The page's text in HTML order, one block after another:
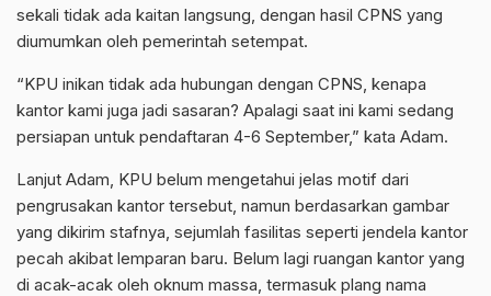
sekali tidak ada kaitan langsung, dengan hasil CPNS yang
diumumkan oleh pemerintah setempat.
“KPU inikan tidak ada hubungan dengan CPNS, kenapa
kantor kami juga jadi sasaran? Apalagi saat ini kami sedang
persiapan untuk pendaftaran 4-6 September,” kata Adam.
Lanjut Adam, KPU belum mengetahui jelas motif dari
pengrusakan kantor tersebut, namun berdasarkan gambar
yang dikirim stafnya, sejumlah fasilitas seperti jendela kantor
pecah akibat lemparan baru. Belum lagi ruangan kantor yang
di acak-acak oleh oknum massa, termasuk plang nama